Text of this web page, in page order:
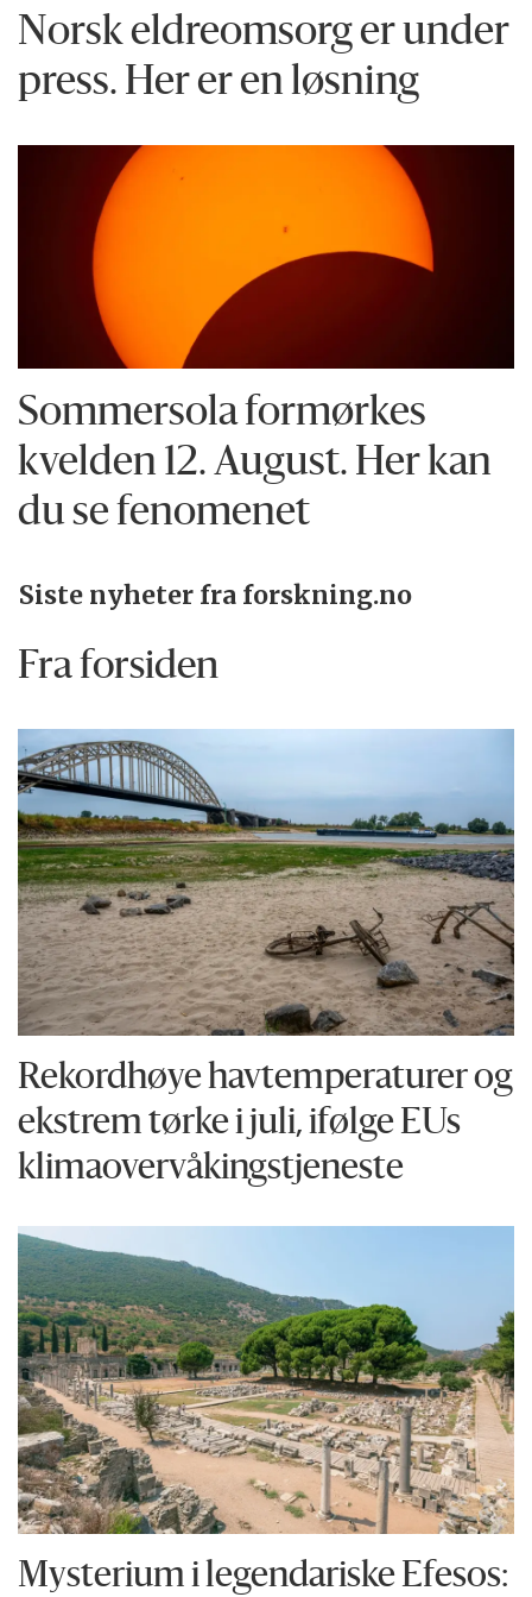
Norsk eldreomsorg er under
press. Her er en løsning
Sommersola formørkes
kvelden 12. August. Her kan
du se fenomenet
Siste nyheter fra forskning.no
Fra forsiden
Rekordhøye havtemperaturer og
ekstrem tørke i juli, ifølge EUs
klima­overvåkings­tjeneste
Mysterium i legendariske Efesos: